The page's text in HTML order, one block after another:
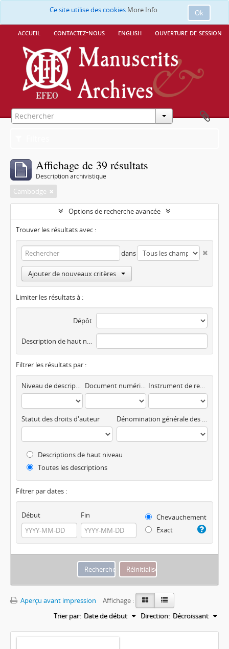
Ok
Ce site utilise des cookies More Info.
accueil contactez-nous english ouverture de session
Affichage de 39 résultats
Description archivistique
Cambodge
Options de recherche avancée
Trouver les résultats avec :
dans
Ajouter de nouveaux critères
Limiter les résultats à :
Dépôt
Description de haut niveau
Filtrer les résultats par :
Niveau de description Document numérisé disponible Instrument de recherche
Statut des droits d'auteur Dénomination générale des documents
Descriptions de haut niveau
Toutes les descriptions
Filtrer par dates :
Début Fin
Chevauchement
Exact
Aperçu avant impression
Affichage :
Trier par: Date de début Direction: Décroissant